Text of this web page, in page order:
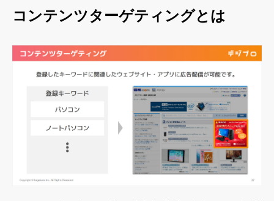
コンテンツターゲティングとは